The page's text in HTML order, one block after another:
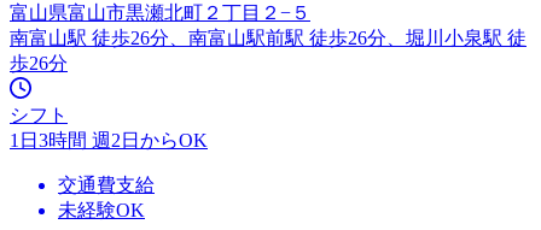
富山県富山市黒瀬北町２丁目２−５
南富山駅 徒歩26分、南富山駅前駅 徒歩26分、堀川小泉駅 徒
歩26分
シフト
1日3時間 週2日からOK
交通費支給
未経験OK